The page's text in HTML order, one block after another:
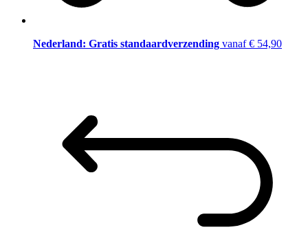
Nederland: Gratis standaardverzending vanaf € 54,90